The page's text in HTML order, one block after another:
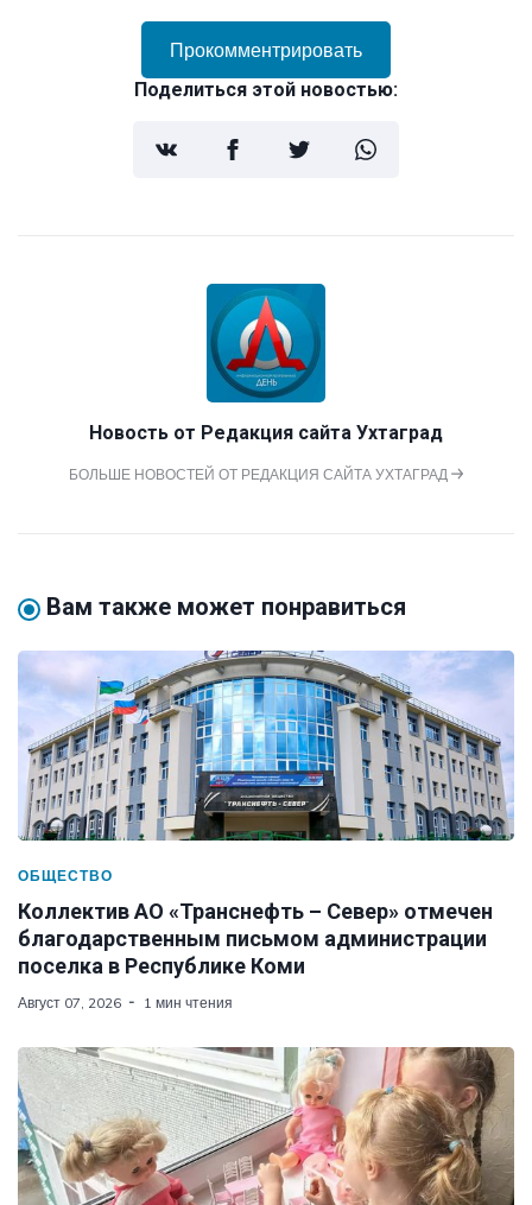
Прокомментрировать
Поделиться этой новостью:
Новость от Редакция сайта Ухтаград
БОЛЬШЕ НОВОСТЕЙ ОТ РЕДАКЦИЯ САЙТА УХТАГРАД
Вам также может понравиться
ОБЩЕСТВО
Коллектив АО «Транснефть – Север» отмечен
благодарственным письмом администрации
поселка в Республике Коми
Август 07, 2026 1 мин чтения